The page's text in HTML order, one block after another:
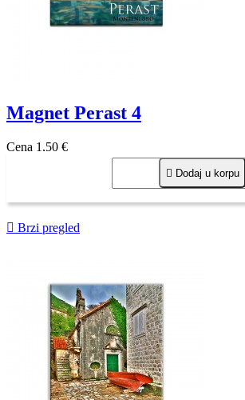
Magnet Perast 4
Cena 1,50 €
 Dodaj u korpu
 Brzi pregled